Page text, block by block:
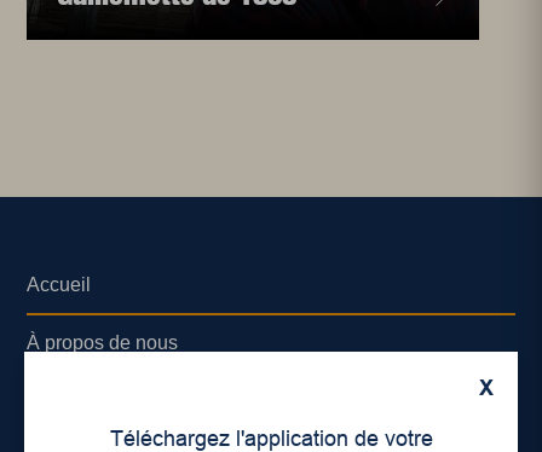
X
Téléchargez l'application de votre
Accueil
À propos de nous